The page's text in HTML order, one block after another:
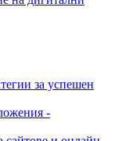
за успешен
-